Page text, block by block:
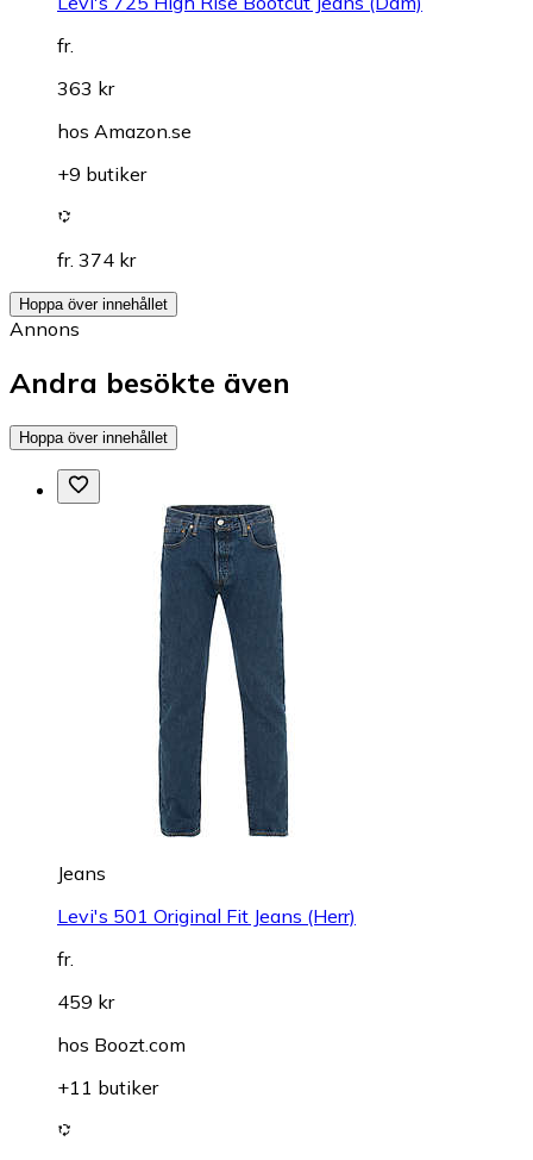
fr.
363 kr
hos Amazon.se
+9 butiker
fr. 374 kr
Hoppa över innehållet
Annons
Andra besökte även
Hoppa över innehållet
Jeans
Levi's 501 Original Fit Jeans (Herr)
fr.
459 kr
hos Boozt.com
+11 butiker